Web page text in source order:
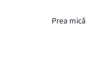
Prea mică